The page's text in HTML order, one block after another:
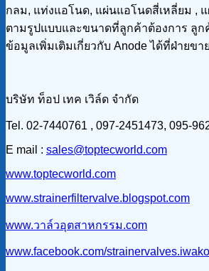
กลม, แท่งแอโนด, แผ่นแอโนดสี่เหลี่ยม ,
ตามรูปแบบและขนาดที่ลูกค้าต้องการ ลูก
ข้อมูลเพิ่มเติมเกี่ยวกับ Anode ได้ที่ฝ่ายขา
บริษัท ท็อป เทค เวิล์ด จำกัด
Tel. 02-7440761 , 097-2451473, 095-
E mail : sales@toptecworld.com
www.toptecworld.com
www.strainerfiltervalve.blogspot.com
www.วาล์วอุตสาหกรรม.com
www.facebook.com/strainervalves.iwako